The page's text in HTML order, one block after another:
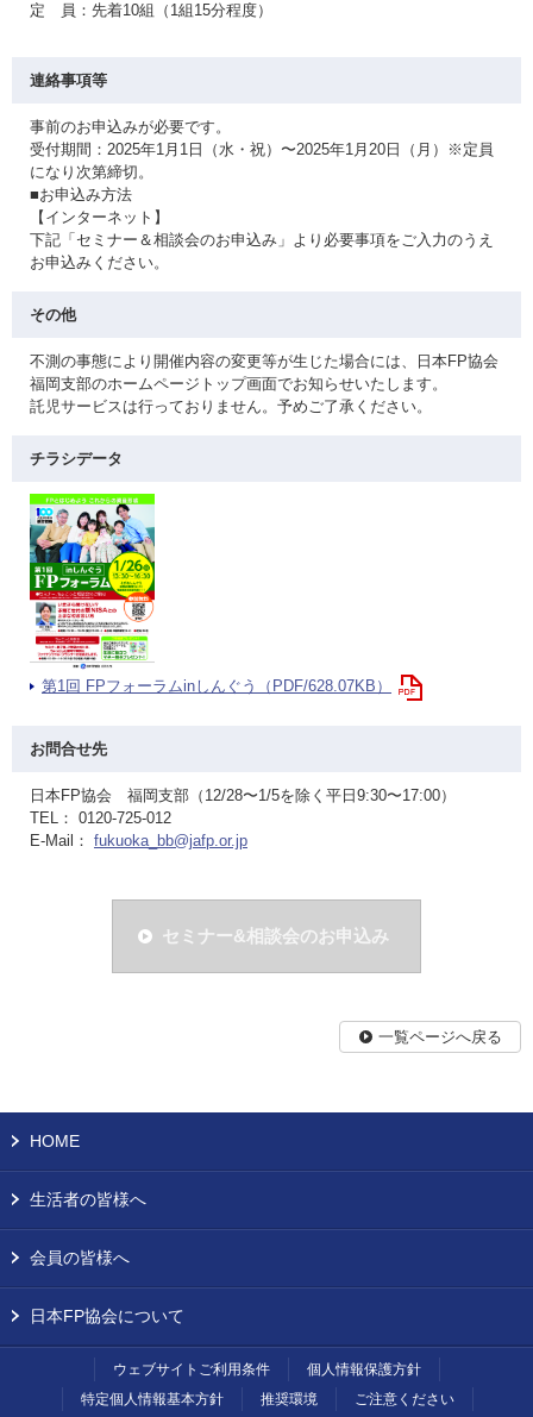
定 員：先着10組（1組15分程度）
連絡事項等
事前のお申込みが必要です。
受付期間：2025年1月1日（水・祝）〜2025年1月20日（月）※定員
になり次第締切。
■お申込み方法
【インターネット】
下記「セミナー＆相談会のお申込み」より必要事項をご入力のうえ
お申込みください。
その他
不測の事態により開催内容の変更等が生じた場合には、日本FP協会
福岡支部のホームページトップ画面でお知らせいたします。
託児サービスは行っておりません。予めご了承ください。
チラシデータ
第1回 FPフォーラムinしんぐう（PDF/628.07KB）
お問合せ先
日本FP協会 福岡支部（12/28〜1/5を除く平日9:30〜17:00）
TEL： 0120-725-012
E-Mail： fukuoka_bb@jafp.or.jp
セミナー&相談会のお申込み
一覧ページへ戻る
HOME
生活者の皆様へ
会員の皆様へ
日本FP協会について
ウェブサイトご利用条件
個人情報保護方針
特定個人情報基本方針
推奨環境 ご注意ください